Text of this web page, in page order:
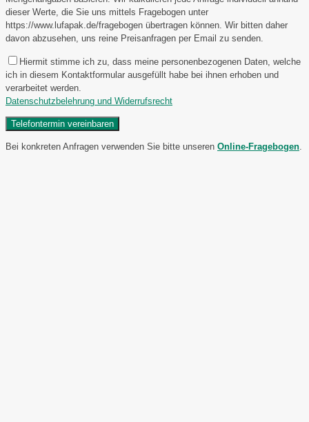
dieser Werte, die Sie uns mittels Fragebogen unter
https://www.lufapak.de/fragebogen übertragen können. Wir bitten daher
davon abzusehen, uns reine Preisanfragen per Email zu senden.
Hiermit stimme ich zu, dass meine personenbezogenen Daten, welche
ich in diesem Kontaktformular ausgefüllt habe bei ihnen erhoben und
verarbeitet werden.
Datenschutzbelehrung und Widerrufsrecht
Bei konkreten Anfragen verwenden Sie bitte unseren Online-Fragebogen.